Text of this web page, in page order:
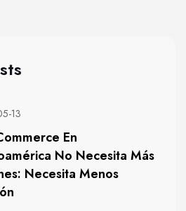
13
En
No Necesita Más
Necesita Menos